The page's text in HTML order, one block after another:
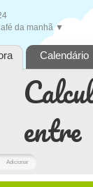
Adicionar
entre
da manhã ▼
Calendário